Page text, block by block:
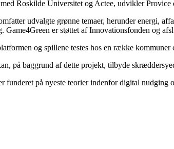
med Roskilde Universitet og Actee, udvikler
udvalgte grønne temaer, herunder energi,
Game4Green er støttet af Innovationsfonden og
og spillene testes hos en række kommuner
på baggrund af dette projekt, tilbyde
funderet på nyeste teorier indenfor digital nudging